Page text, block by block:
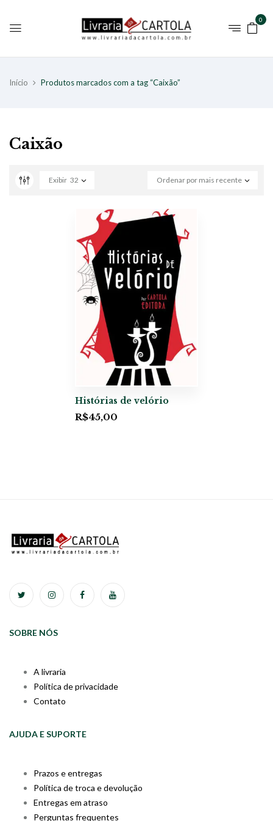
0
Início Produtos marcados com a tag “Caixão”
Caixão
Ordenar por mais recente
Exibir 32
Histórias de velório
R$45,00
SOBRE NÓS
A livraria
Política de privacidade
Contato
AJUDA E SUPORTE
Prazos e entregas
Política de troca e devolução
Entregas em atraso
Perguntas frequentes